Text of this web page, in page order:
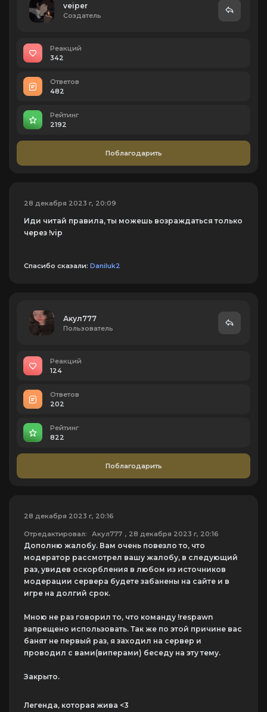
veiper
Создатель
Реакций
342
Ответов
482
Рейтинг
2192
Поблагодарить
28 декабря 2023 г, 20:09
Иди читай правила, ты можешь возраждаться только
через !vip
Спасибо сказали: Daniluk2
Акул777
Пользователь
Реакций
124
Ответов
202
Рейтинг
822
Поблагодарить
28 декабря 2023 г, 20:16
Отредактировал: Акул777 , 28 декабря 2023 г, 20:16
Дополню жалобу. Вам очень повезло то, что
модератор рассмотрел вашу жалобу, в следующий
раз, увидев оскорбления в любом из источников
модерации сервера будете забанены на сайте и в
игре на долгий срок.
Мною не раз говорил то, что команду !respawn
запрещено использовать. Так же по этой причине вас
банят не первый раз, я заходил на сервер и
проводил с вами(виперами) беседу на эту тему.
Закрыто.
Легенда, которая жива <3